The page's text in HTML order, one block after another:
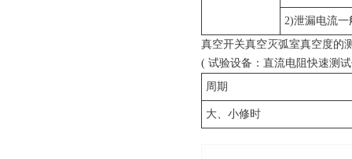
2)泄漏电流一
真空开关真空灭弧室真空度的
( 试验设备：直流电阻快速测
周期
大、小修时